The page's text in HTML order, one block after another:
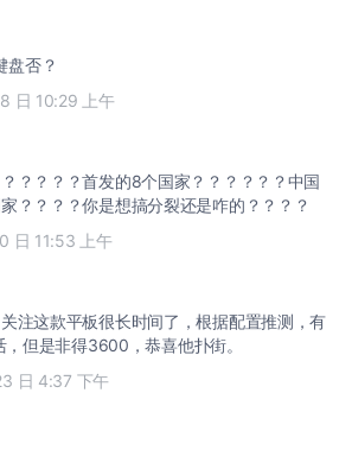
盘否？
日 10:29 上午
？？？？首发的8个国家？？？？？？中国
？？？？你是想搞分裂还是咋的？？？？
日 11:53 上午
注这款平板很长时间了，根据配置推测，有
但是非得3600，恭喜他扑街。
日 4:37 下午